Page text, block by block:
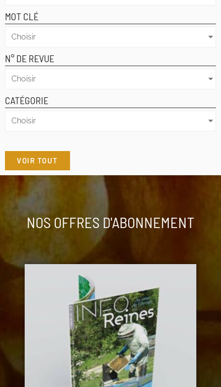
MOT CLÉ
Choisir
N° DE REVUE
Choisir
CATÉGORIE
Choisir
VOIR TOUT
NOS OFFRES D'ABONNEMENT